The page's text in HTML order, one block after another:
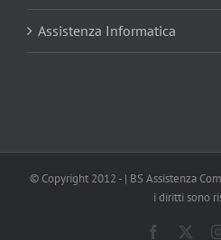
Assistenza Informatica
© Copyright 2012 - | BS Assistenza
i diritti sono
Facebook